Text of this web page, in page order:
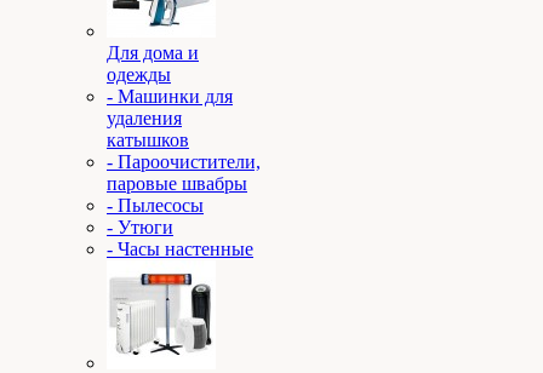
Для дома и
одежды
- Машинки для
удаления
катышков
- Пароочистители,
паровые швабры
- Пылесосы
- Утюги
- Часы настенные